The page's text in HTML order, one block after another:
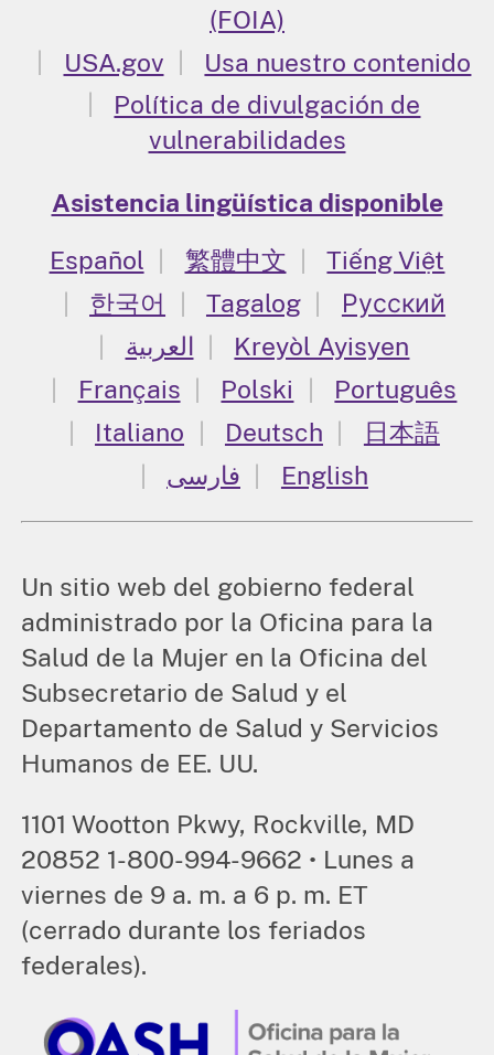
(FOIA)
USA.gov
Usa nuestro contenido
Política de divulgación de
vulnerabilidades
Asistencia lingüística disponible
Español
繁體中文
Tiếng Việt
한국어
Tagalog
Русский
العربية
Kreyòl Ayisyen
Français
Polski
Português
Italiano
Deutsch
日本語
فارسی
English
Un sitio web del gobierno federal
administrado por la Oficina para la
Salud de la Mujer en la Oficina del
Subsecretario de Salud y el
Departamento de Salud y Servicios
Humanos de EE. UU.
1101 Wootton Pkwy, Rockville, MD
20852 1-800-994-9662 • Lunes a
viernes de 9 a. m. a 6 p. m. ET
(cerrado durante los feriados
federales).